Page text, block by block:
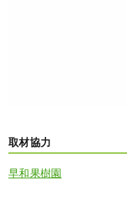
取材協力
早和果樹園